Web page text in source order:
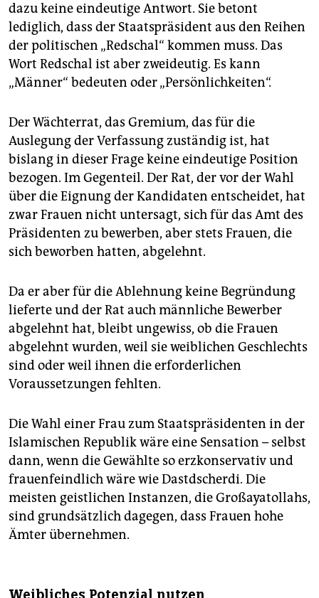
dazu keine eindeutige Antwort. Sie betont
lediglich, dass der Staatspräsident aus den Reihen
der politischen „Redschal“ kommen muss. Das
Wort Redschal ist aber zweideutig. Es kann
„Männer“ bedeuten oder „Persönlichkeiten“.
Der Wächterrat, das Gremium, das für die
Auslegung der Verfassung zuständig ist, hat
bislang in dieser Frage keine eindeutige Position
bezogen. Im Gegenteil. Der Rat, der vor der Wahl
über die Eignung der Kandidaten entscheidet, hat
zwar Frauen nicht untersagt, sich für das Amt des
Präsidenten zu bewerben, aber stets Frauen, die
sich beworben hatten, abgelehnt.
Da er aber für die Ablehnung keine Begründung
lieferte und der Rat auch männliche Bewerber
abgelehnt hat, bleibt ungewiss, ob die Frauen
abgelehnt wurden, weil sie weiblichen Geschlechts
sind oder weil ihnen die erforderlichen
Voraussetzungen fehlten.
Die Wahl einer Frau zum Staatspräsidenten in der
Islamischen Republik wäre eine Sensation – selbst
dann, wenn die Gewählte so erzkonservativ und
frauenfeindlich wäre wie Dastdscherdi. Die
meisten geistlichen Instanzen, die Großayatollahs,
sind grundsätzlich dagegen, dass Frauen hohe
Ämter übernehmen.